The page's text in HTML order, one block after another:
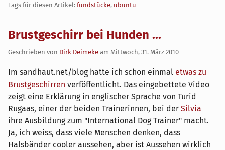
Tags für diesen Artikel: fundstücke, ubuntu
Brustgeschirr bei Hunden ...
Geschrieben von Dirk Deimeke am Mittwoch, 31. März 2010
Im sandhaut.net/blog hatte ich schon einmal etwas zu
Brustgeschirren verföffentlicht. Das eingebettete Video
zeigt eine Erklärung in englischer Sprache von Turid
Rugaas, einer der beiden Trainerinnen, bei der Silvia
ihre Ausbildung zum "International Dog Trainer" macht.
Ja, ich weiss, dass viele Menschen denken, dass
Halsbänder cooler aussehen, aber ist Aussehen wirklich